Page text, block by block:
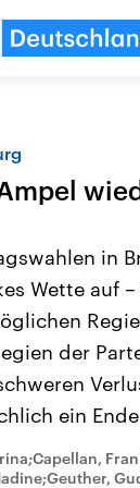
Anhalt
neuen
wird das
Koalition aus
in
Wette auf
der
ein